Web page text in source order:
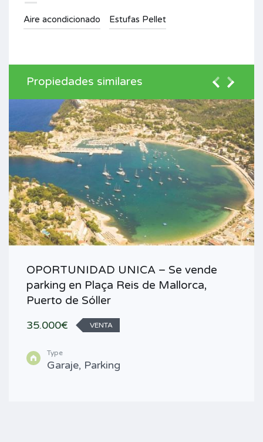
Aire acondicionado Estufas Pellet
Propiedades similares
OPORTUNIDAD UNICA – Se vende
parking en Plaça Reis de Mallorca,
Puerto de Sóller
35.000€
VENTA
Type
Garaje, Parking